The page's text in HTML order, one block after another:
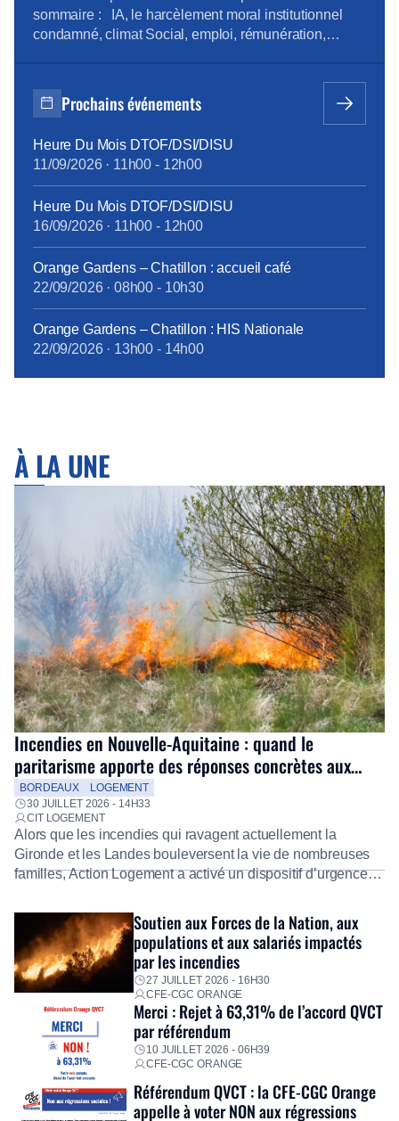
: où sont les […]
sommaire : IA, le harcèlement moral institutionnel
condamné, climat Social, emploi, rémunération,
s’abonner Vous pouvez lire les articles au fil de leur
publication en rubrique Revue de presse, mais aussi
Prochains événements
Heure Du Mois DTOF/DSI/DISU
11/09/2026· 11h00 - 12h00
Heure Du Mois DTOF/DSI/DISU
16/09/2026· 11h00 - 12h00
Orange Gardens – Chatillon : accueil café
22/09/2026· 08h00 - 10h30
Orange Gardens – Chatillon : HIS Nationale
22/09/2026· 13h00 - 14h00
À LA UNE
Incendies en Nouvelle-Aquitaine : quand le
paritarisme apporte des réponses concrètes aux
salariés
BORDEAUX
LOGEMENT
30 JUILLET 2026 - 14H33
CIT LOGEMENT
Alors que les incendies qui ravagent actuellement la
Gironde et les Landes bouleversent la vie de nombreuses
familles, Action Logement a activé un dispositif d’urgence
Fidèle à sa mission d’utilité sociale, le Groupe mobilise
immédiatement ses équipes afin de proposer un diagnostic
personnalisé, des aides financières pour faire face aux
premières dépenses, […]
Soutien aux Forces de la Nation, aux
populations et aux salariés impactés
par les incendies
27 JUILLET 2026 - 16H30
CFE-CGC ORANGE
Merci : Rejet à 63,31% de l’accord QVCT
par référendum
10 JUILLET 2026 - 06H39
CFE-CGC ORANGE
Référendum QVCT : la CFE-CGC Orange
appelle à voter NON aux régressions